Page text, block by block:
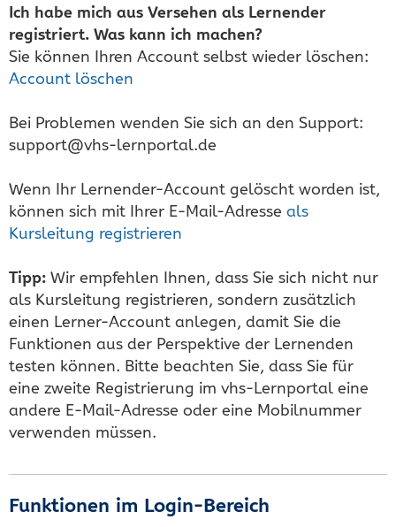
Ich habe mich aus Versehen als Lernender
registriert. Was kann ich machen?
Sie können Ihren Account selbst wieder löschen:
Account löschen
Bei Problemen wenden Sie sich an den Support:
support@vhs-lernportal.de
Wenn Ihr Lernender-Account gelöscht worden ist,
können sich mit Ihrer E-Mail-Adresse als
Kursleitung registrieren
Tipp: Wir empfehlen Ihnen, dass Sie sich nicht nur
als Kursleitung registrieren, sondern zusätzlich
einen Lerner-Account anlegen, damit Sie die
Funktionen aus der Perspektive der Lernenden
testen können. Bitte beachten Sie, dass Sie für
eine zweite Registrierung im vhs-Lernportal eine
andere E-Mail-Adresse oder eine Mobilnummer
verwenden müssen.
Funktionen im Login-Bereich